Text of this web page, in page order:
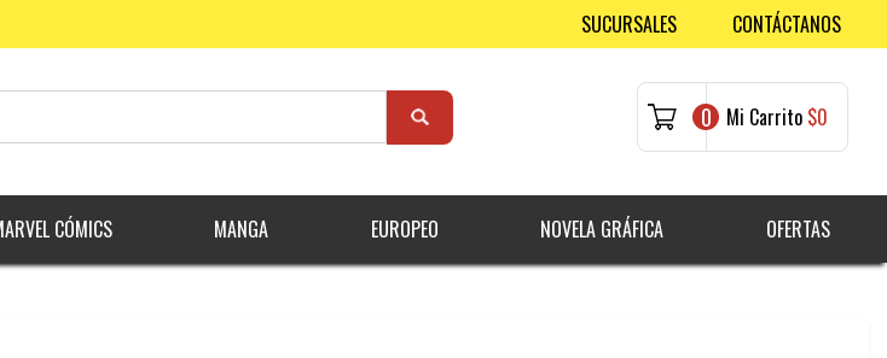
SUCURSALES CONTÁCTANOS
0 Mi Carrito $0
CÓMICS MANGA EUROPEO NOVELA GRÁFICA OFERTAS